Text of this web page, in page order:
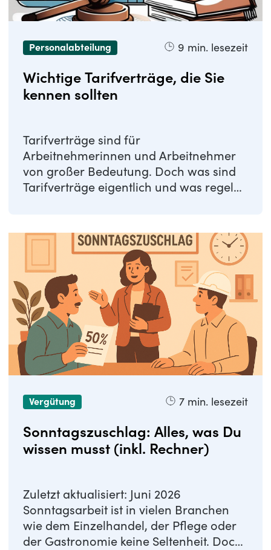
Personalabteilung 9 min. lesezeit
Wichtige Tarifverträge, die Sie
kennen sollten
Tarifverträge sind für
Arbeitnehmerinnen und Arbeitnehmer
von großer Bedeutung. Doch was sind
Tarifverträge eigentlich und was regeln
Vergütung 7 min. lesezeit
Sonntagszuschlag: Alles, was Du
wissen musst (inkl. Rechner)
Zuletzt aktualisiert: Juni 2026
Sonntagsarbeit ist in vielen Branchen
wie dem Einzelhandel, der Pflege oder
der Gastronomie keine Seltenheit. Doch